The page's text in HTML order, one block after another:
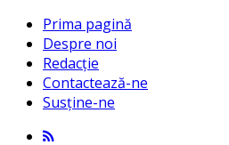
Prima pagină
Despre noi
Redacție
Contactează-ne
Susține-ne